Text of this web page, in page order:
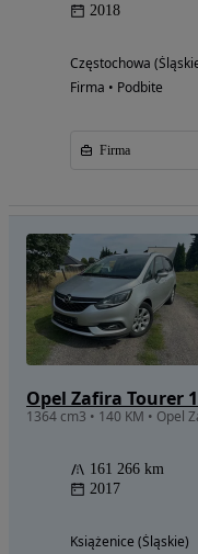
2018
Częstochowa
Firma • Podbite
Firma
Opel Zafira Tourer
161 266 km
2017
Książenice (Śląskie)